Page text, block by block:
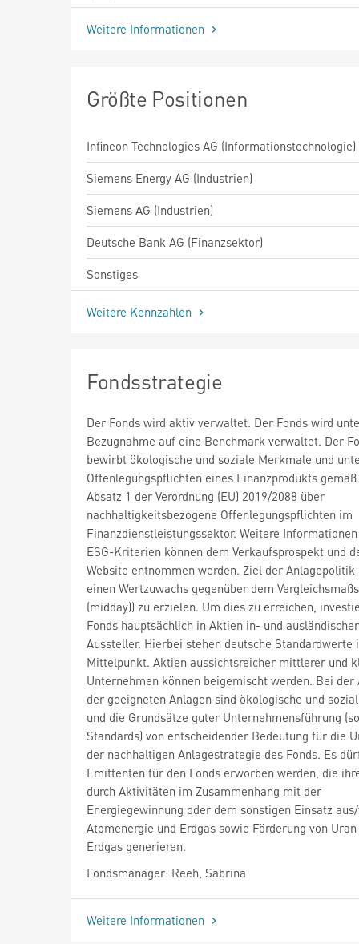
Weitere Informationen
Größte Positionen
Infineon Technologies AG (Informationstechnologie)
Siemens Energy AG (Industrien)
Siemens AG (Industrien)
Deutsche Bank AG (Finanzsektor)
Sonstiges
Weitere Kennzahlen
Fondsstrategie
Der Fonds wird aktiv verwaltet. Der Fonds wird
Bezugnahme auf eine Benchmark verwaltet. Der
bewirbt ökologische und soziale Merkmale und
Offenlegungspflichten eines Finanzprodukts
Absatz 1 der Verordnung (EU) 2019/2088 über
nachhaltigkeitsbezogene Offenlegungspflichten im
Finanzdienstleistungssektor. Weitere
ESG-Kriterien können dem Verkaufsprospekt und
Website entnommen werden. Ziel der Anlagepolitik
einen Wertzuwachs gegenüber dem
(midday)) zu erzielen. Um dies zu erreichen,
Fonds hauptsächlich in Aktien in- und ausländischer
Aussteller. Hierbei stehen deutsche Standardwerte
Mittelpunkt. Aktien aussichtsreicher mittlerer und
Unternehmen können beigemischt werden. Bei der
der geeigneten Anlagen sind ökologische und
und die Grundsätze guter Unternehmensführung
Standards) von entscheidender Bedeutung für die
der nachhaltigen Anlagestrategie des Fonds. Es
Emittenten für den Fonds erworben werden, die
durch Aktivitäten im Zusammenhang mit der
Energiegewinnung oder dem sonstigen Einsatz
Atomenergie und Erdgas sowie Förderung von
Erdgas generieren.
Fondsmanager: Reeh, Sabrina
Weitere Informationen